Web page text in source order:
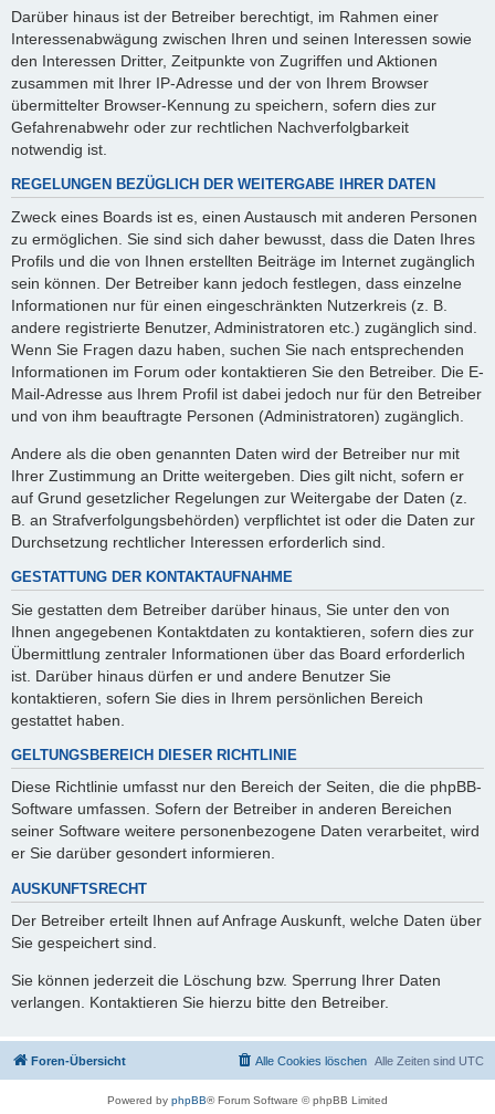
Darüber hinaus ist der Betreiber berechtigt, im Rahmen einer
Interessenabwägung zwischen Ihren und seinen Interessen sowie
den Interessen Dritter, Zeitpunkte von Zugriffen und Aktionen
zusammen mit Ihrer IP-Adresse und der von Ihrem Browser
übermittelter Browser-Kennung zu speichern, sofern dies zur
Gefahrenabwehr oder zur rechtlichen Nachverfolgbarkeit
notwendig ist.
REGELUNGEN BEZÜGLICH DER WEITERGABE IHRER DATEN
Zweck eines Boards ist es, einen Austausch mit anderen Personen
zu ermöglichen. Sie sind sich daher bewusst, dass die Daten Ihres
Profils und die von Ihnen erstellten Beiträge im Internet zugänglich
sein können. Der Betreiber kann jedoch festlegen, dass einzelne
Informationen nur für einen eingeschränkten Nutzerkreis (z. B.
andere registrierte Benutzer, Administratoren etc.) zugänglich sind.
Wenn Sie Fragen dazu haben, suchen Sie nach entsprechenden
Informationen im Forum oder kontaktieren Sie den Betreiber. Die E-
Mail-Adresse aus Ihrem Profil ist dabei jedoch nur für den Betreiber
und von ihm beauftragte Personen (Administratoren) zugänglich.
Andere als die oben genannten Daten wird der Betreiber nur mit
Ihrer Zustimmung an Dritte weitergeben. Dies gilt nicht, sofern er
auf Grund gesetzlicher Regelungen zur Weitergabe der Daten (z.
B. an Strafverfolgungsbehörden) verpflichtet ist oder die Daten zur
Durchsetzung rechtlicher Interessen erforderlich sind.
GESTATTUNG DER KONTAKTAUFNAHME
Sie gestatten dem Betreiber darüber hinaus, Sie unter den von
Ihnen angegebenen Kontaktdaten zu kontaktieren, sofern dies zur
Übermittlung zentraler Informationen über das Board erforderlich
ist. Darüber hinaus dürfen er und andere Benutzer Sie
kontaktieren, sofern Sie dies in Ihrem persönlichen Bereich
gestattet haben.
GELTUNGSBEREICH DIESER RICHTLINIE
Diese Richtlinie umfasst nur den Bereich der Seiten, die die phpBB-
Software umfassen. Sofern der Betreiber in anderen Bereichen
seiner Software weitere personenbezogene Daten verarbeitet, wird
er Sie darüber gesondert informieren.
AUSKUNFTSRECHT
Der Betreiber erteilt Ihnen auf Anfrage Auskunft, welche Daten über
Sie gespeichert sind.
Sie können jederzeit die Löschung bzw. Sperrung Ihrer Daten
verlangen. Kontaktieren Sie hierzu bitte den Betreiber.
Foren-Übersicht Alle Zeiten sind UTC
Alle Cookies löschen
Powered by phpBB® Forum Software © phpBB Limited